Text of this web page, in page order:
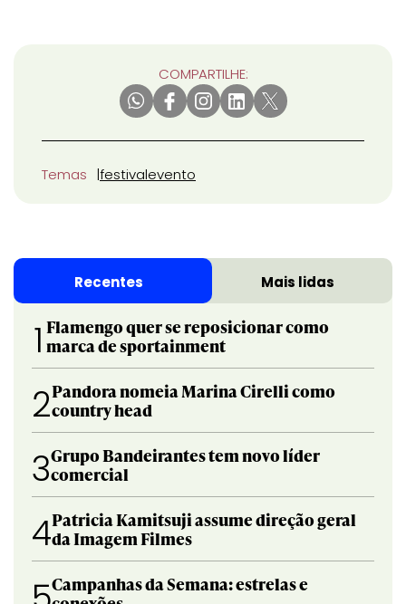
COMPARTILHE:
Temas festivalevento
Recentes Mais lidas
1 Flamengo quer se reposicionar como
marca de sportainment
2Pandora nomeia Marina Cirelli como
country head
3Grupo Bandeirantes tem novo líder
comercial
4Patricia Kamitsuji assume direção geral
da Imagem Filmes
Campanhas da Semana: estrelas e